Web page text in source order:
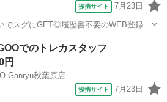
提携サイト 7月23日
でスグにGET◎履歴書不要のWEB登録
テナンス」高時給2200円！秋川周辺！20
お仕事をお探でのトレカスタッフ
円
Ganryu秋葉原店
提携サイト 7月23日